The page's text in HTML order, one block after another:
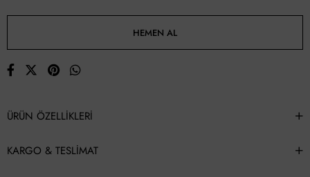
ÜRÜN ÖZELLIKLERI
KARGO & TESLIMAT